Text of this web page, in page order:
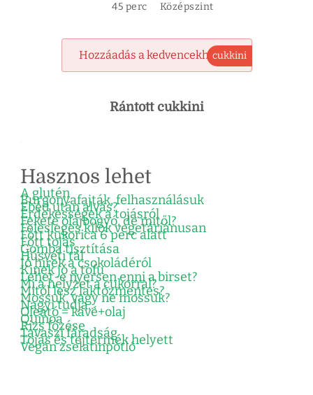
45 perc Középszint
Hozzáadás a kedvencekhezcukkini
Rántott cukkini
Hasznos lehet
A glutén
Burgonyafajták, felhasználásuk
Ebéd után alvás?
Érdekességek a tojásról
Fekete olajbogyó, de mitől?
Felesleges kilók vegetáriánusan
Főtt kukorica 6 perc alatt
Főtt tojás
Gomba tisztítása
Húsvéti tál
Jó hírek a csokoládéról
Kinek jó a tofu
Lehet-e nyersen enni a birset?
Mi a helyzet a cukorral?
Mitől lesz laktózmentes?
Mossuk, vagy ne mossuk?
Nagyi tudja…
Oleátó = kávé+olaj
Quinoa
Rizs főzése
Tavaszi fáradság
Tojás és tejtermék helyett
Vegán zselatinpótló